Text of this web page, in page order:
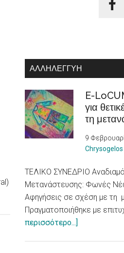
ΑΛΛΗΛΕΓΓΎΗ
E-
για
τη
9
Chrysogelos
ΤΕΛΙΚΟ ΣΥΝΕΔΡΙΟ
Μετανάστευσης: Φωνές
Αφηγήσεις σε σχέση με τη
Πραγματοποιήθηκε με
περισσότερο...]